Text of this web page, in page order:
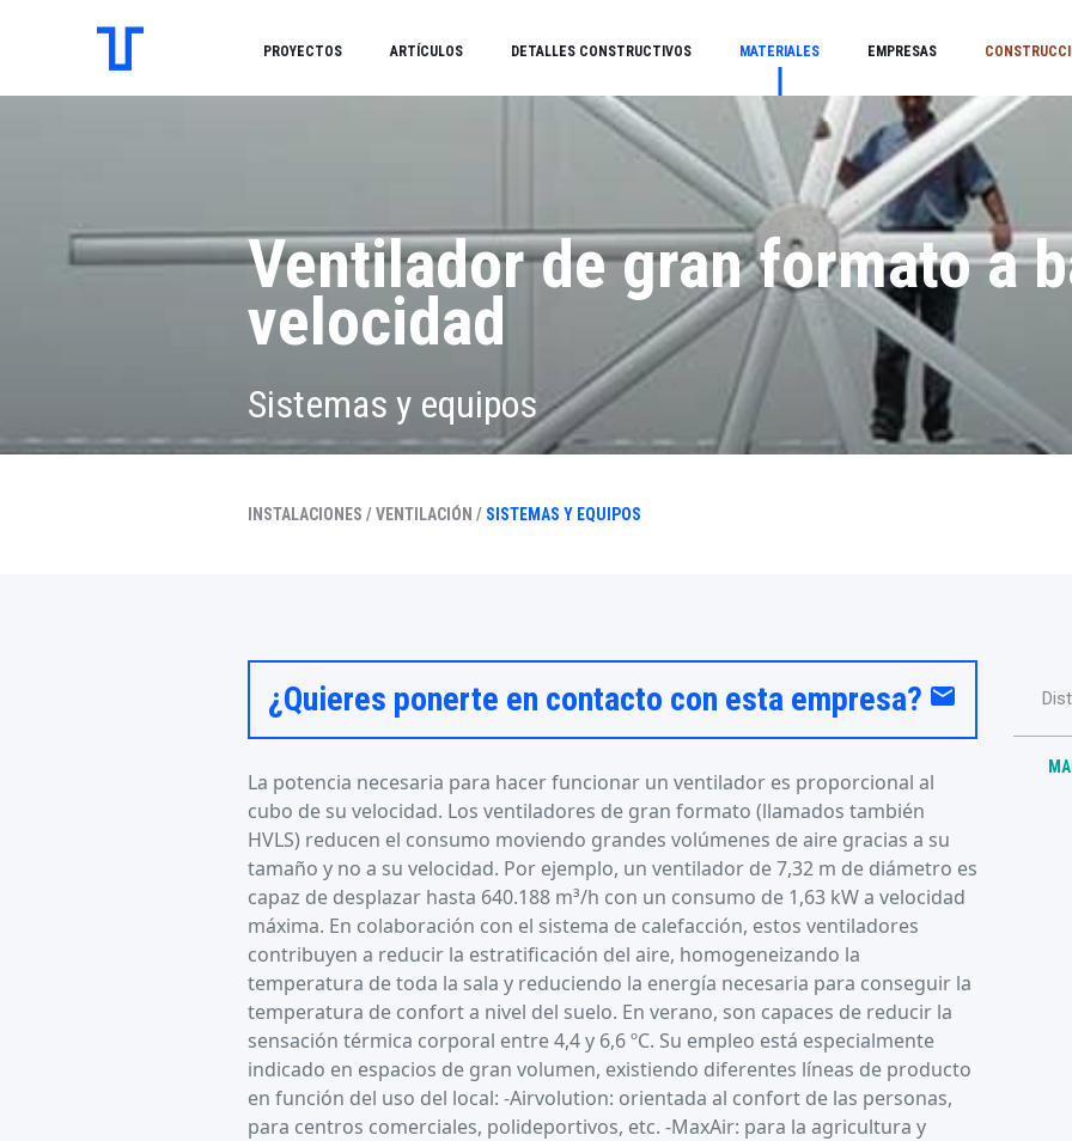
PROYECTOS ARTÍCULOS DETALLES CONSTRUCTIVOS MATERIALES EMPRESAS
Ventilador de gran formato a
velocidad
Sistemas y equipos
INSTALACIONES /VENTILACIÓN / SISTEMAS Y EQUIPOS
¿Quieres ponerte en contacto con esta empresa? email
La potencia necesaria para hacer funcionar un ventilador es proporcional al
cubo de su velocidad. Los ventiladores de gran formato (llamados también
HVLS) reducen el consumo moviendo grandes volúmenes de aire gracias a su
tamaño y no a su velocidad. Por ejemplo, un ventilador de 7,32 m de diámetro es
capaz de desplazar hasta 640.188 m³/h con un consumo de 1,63 kW a velocidad
máxima. En colaboración con el sistema de calefacción, estos ventiladores
contribuyen a reducir la estratificación del aire, homogeneizando la
temperatura de toda la sala y reduciendo la energía necesaria para conseguir la
temperatura de confort a nivel del suelo. En verano, son capaces de reducir la
sensación térmica corporal entre 4,4 y 6,6 ºC. Su empleo está especialmente
indicado en espacios de gran volumen, existiendo diferentes líneas de producto
en función del uso del local: -Airvolution: orientada al confort de las personas,
para centros comerciales, polideportivos, etc. -MaxAir: para la agricultura y